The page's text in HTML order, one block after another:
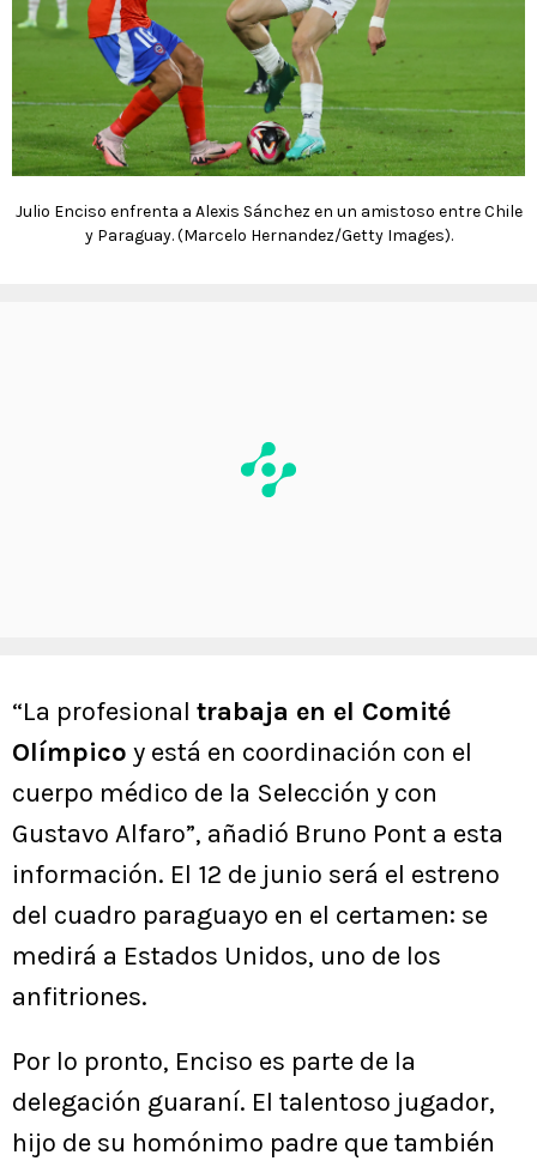
Julio Enciso enfrenta a Alexis Sánchez en un amistoso entre Chile
y Paraguay. (Marcelo Hernandez/Getty Images).
“La profesional trabaja en el Comité
Olímpico y está en coordinación con el
cuerpo médico de la Selección y con
Gustavo Alfaro”, añadió Bruno Pont a esta
información. El 12 de junio será el estreno
del cuadro paraguayo en el certamen: se
medirá a Estados Unidos, uno de los
anfitriones.
Por lo pronto, Enciso es parte de la
delegación guaraní. El talentoso jugador,
hijo de su homónimo padre que también